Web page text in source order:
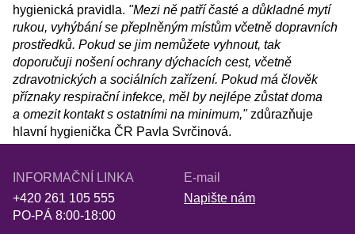
hygienická pravidla. "Mezi ně patří časté a důkladné mytí
rukou, vyhýbání se přeplněným místům včetně dopravních
prostředků. Pokud se jim nemůžete vyhnout, tak
doporučuji nošení ochrany dýchacích cest, včetně
zdravotnických a sociálních zařízení. Pokud má člověk
příznaky respirační infekce, měl by nejlépe zůstat doma
a omezit kontakt s ostatními na minimum,"zdůrazňuje
hlavní hygienička ČR Pavla Svrčinová.
INFORMAČNÍ LINKA
+420 261 105 555
PO-PÁ 8:00-18:00
E-mail
Napište nám